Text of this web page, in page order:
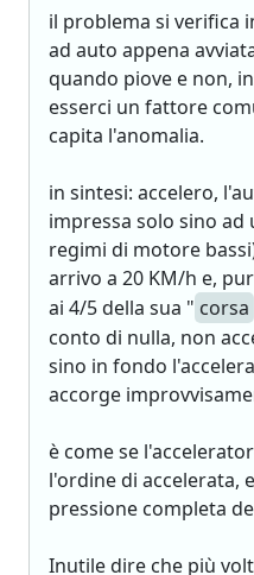
il problema si verifica
ad auto appena
quando piove e non,
esserci un fattore
capita l'anomalia.
in sintesi: accelero,
impressa solo sino
regimi di motore
arrivo a 20 KM/h e,
ai 4/5 della sua " corsa
conto di nulla, non
sino in fondo
accorge
è come se
l'ordine di accelerata,
pressione completa
Inutile dire che più